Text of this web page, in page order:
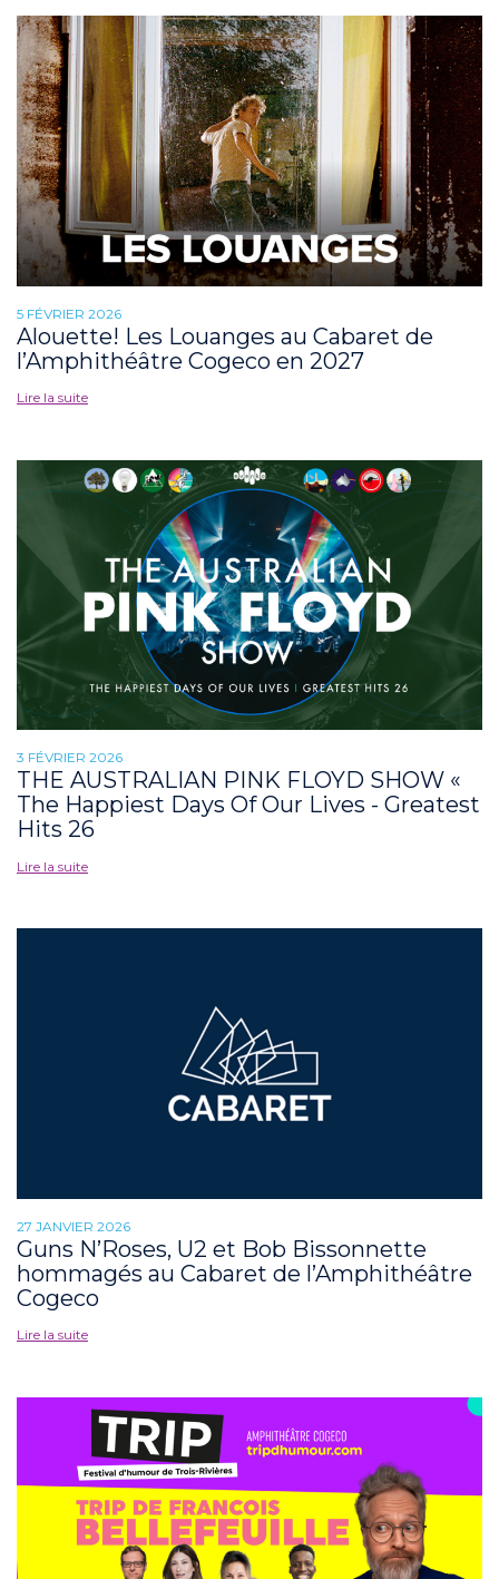
5 FÉVRIER 2026
Alouette! Les Louanges au Cabaret de
l’Amphithéâtre Cogeco en 2027
Lire la suite
3 FÉVRIER 2026
THE AUSTRALIAN PINK FLOYD SHOW «
The Happiest Days Of Our Lives - Greatest
Hits 26
Lire la suite
27 JANVIER 2026
Guns N’Roses, U2 et Bob Bissonnette
hommagés au Cabaret de l’Amphithéâtre
Cogeco
Lire la suite